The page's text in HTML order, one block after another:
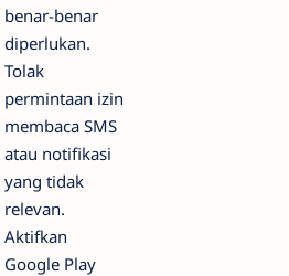
benar-benar
diperlukan.
Tolak
permintaan izin
membaca SMS
atau notifikasi
yang tidak
relevan.
Aktifkan
Google Play